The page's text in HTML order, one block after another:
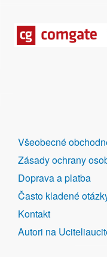
DALŠÍ
ODKAZY
Všeobecné
Zásady ochrany
Doprava a platba
Často kladené
Kontakt
Autori na